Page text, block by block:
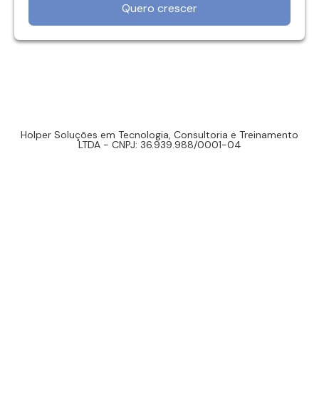
Quero crescer
Holper Soluções em Tecnologia, Consultoria e Treinamento
LTDA - CNPJ: 36.939.988/0001-04